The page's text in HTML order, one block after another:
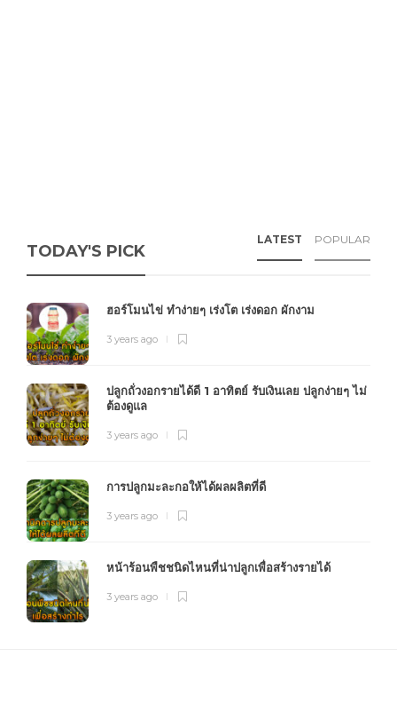
TODAY'S PICK
LATEST POPULAR
ฮอร์โมนไข่ ทำง่ายๆ เร่งโต เร่งดอก ผักงาม
3 years ago
ปลูกถั่วงอกรายได้ดี 1 อาทิตย์ รับเงินเลย ปลูกง่ายๆ ไม่
ต้องดูแล
3 years ago
การปลูกมะละกอให้ได้ผลผลิตที่ดี
3 years ago
หน้าร้อนพืชชนิดไหนที่น่าปลูกเพื่อสร้างรายได้
3 years ago